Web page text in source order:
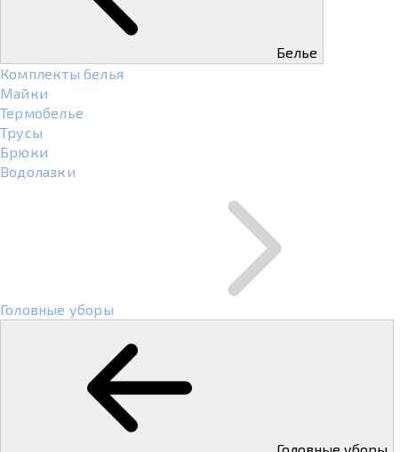
Белье
Комплекты белья
Майки
Термобелье
Трусы
Брюки
Водолазки
Головные уборы